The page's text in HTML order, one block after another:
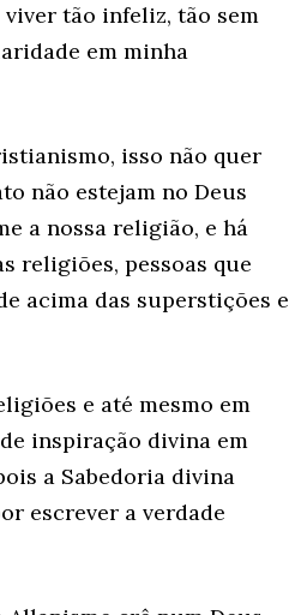
tão infeliz, tão sem
em minha
isso não quer
não estejam no Deus
a nossa religião, e há
religiões, pessoas que
acima das superstições e
e até mesmo em
inspiração divina em
a Sabedoria divina
escrever a verdade